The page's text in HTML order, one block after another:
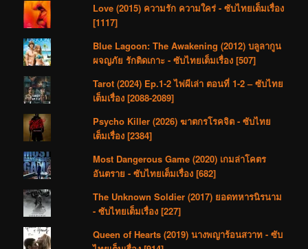
Love (2015) ความรัก ความใคร่ - ซับไทยเต็มเรื่อง
[1117]
Blue Lagoon: The Awakening (2012) บลูลากูน
ผจญภัย รักติดเกาะ - ซับไทยเต็มเรื่อง [507]
Tarot (2024) Ep.1-2 ไพ่ผีเล่า ตอนที่ 1-2 – ซับไทย
เต็มเรื่อง [2088-2089]
Psycho Killer (2026) ฆาตกรโรคจิต - ซับไทย
เต็มเรื่อง [2384]
Most Dangerous Game (2020) เกมล่าโคตร
อันตราย - ซับไทยเต็มเรื่อง [682]
The Unknown Soldier (2017) ยอดทหารนิรนาม
- ซับไทยเต็มเรื่อง [227]
Queen of Hearts (2019) นางพญาร้อนสวาท - ซับ